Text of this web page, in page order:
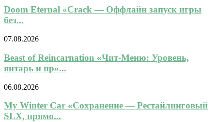
Doom Eternal «Crack — Оффлайн запуск игры
без...
07.08.2026
Beast of Reincarnation «Чит-Меню: Уровень,
янтарь и пр»...
06.08.2026
My Winter Car «Сохранение — Рестайлинговый
SLX, прямо...